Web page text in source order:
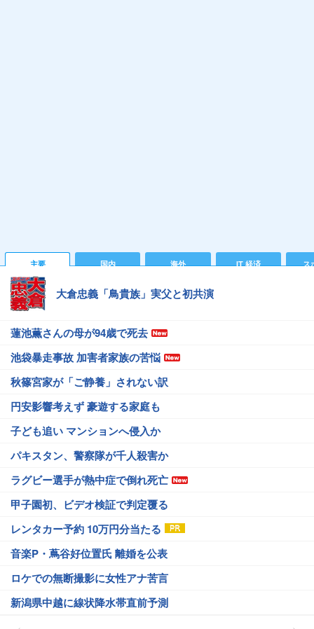
主要 国内 海外 IT 経済 ス
大倉忠義「鳥貴族」実父と初共演
蓮池薫さんの母が94歳で死去
池袋暴走事故 加害者家族の苦悩
秋篠宮家が「ご静養」されない訳
円安影響考えず 豪遊する家庭も
子ども追い マンションへ侵入か
パキスタン、警察隊が千人殺害か
ラグビー選手が熱中症で倒れ死亡
甲子園初、ビデオ検証で判定覆る
レンタカー予約 10万円分当たる
音楽P・蔦谷好位置氏 離婚を公表
ロケでの無断撮影に女性アナ苦言
新潟県中越に線状降水帯直前予測